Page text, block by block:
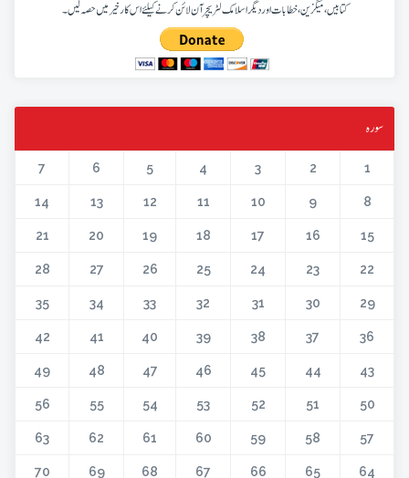
کتابیں، میگزین، خطابات اور دیگر اسلامک لٹریچر آن لائن کرنے کیلئے اس کار خیر میں حصہ لیں۔
سورہ
1
2
3
4
5
6
7
8
9
10
11
12
13
14
15
16
17
18
19
20
21
22
23
24
25
26
27
28
29
30
31
32
33
34
35
36
37
38
39
40
41
42
43
44
45
46
47
48
49
50
51
52
53
54
55
56
57
58
59
60
61
62
63
64
65
66
67
68
69
70